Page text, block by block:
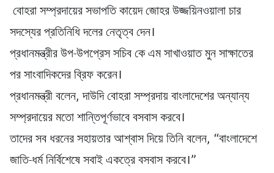
বোহরা সম্প্রদায়ের সভাপতি কায়েদ জোহর উজ্জয়িনওয়ালা চার
সদস্যের প্রতিনিধি দলের নেতৃত্ব দেন।
প্রধানমন্ত্রীর উপ-উপপ্রেস সচিব কে এম সাখাওয়াত মুন সাক্ষাতের
পর সাংবাদিকদের ব্রিফ করেন।
প্রধানমন্ত্রী বলেন, দাউদি বোহরা সম্প্রদায় বাংলাদেশের অন্যান্য
সম্প্রদায়ের মতো শান্তিপূর্ণভাবে বসবাস করবে।
তাদের সব ধরনের সহায়তার আশ্বাস দিয়ে তিনি বলেন, “বাংলাদেশে
জাতি-ধর্ম নির্বিশেষে সবাই একত্রে বসবাস করবে।”